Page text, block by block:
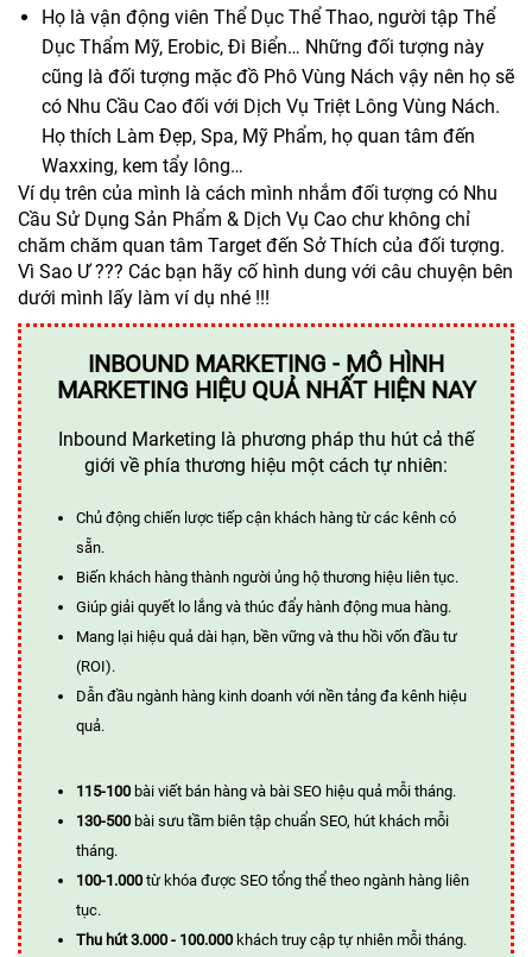
Họ là vận động viên Thể Dục Thể Thao, người tập Thể
Dục Thẩm Mỹ, Erobic, Đi Biển… Những đối tượng này
cũng là đối tượng mặc đồ Phô Vùng Nách vậy nên họ sẽ
có Nhu Cầu Cao đối với Dịch Vụ Triệt Lông Vùng Nách.
Họ thích Làm Đẹp, Spa, Mỹ Phẩm, họ quan tâm đến
Waxxing, kem tẩy lông…
Ví dụ trên của mình là cách mình nhắm đối tượng có Nhu
Cầu Sử Dụng Sản Phẩm & Dịch Vụ Cao chư không chỉ
chăm chăm quan tâm Target đến Sở Thích của đối tượng.
Vì Sao Ư ??? Các bạn hãy cố hình dung với câu chuyện bên
dưới mình lấy làm ví dụ nhé !!!
INBOUND MARKETING - MÔ HÌNH
MARKETING HIỆU QUẢ NHẤT HIỆN NAY
Inbound Marketing là phương pháp thu hút cả thế
giới về phía thương hiệu một cách tự nhiên:
Chủ động chiến lược tiếp cận khách hàng từ các kênh có
sẵn.
Biến khách hàng thành người ủng hộ thương hiệu liên tục.
Giúp giải quyết lo lắng và thúc đẩy hành động mua hàng.
Mang lại hiệu quả dài hạn, bền vững và thu hồi vốn đầu tư
(ROI).
Dẫn đầu ngành hàng kinh doanh với nền tảng đa kênh hiệu
quả.
115-100 bài viết bán hàng và bài SEO hiệu quả mỗi tháng.
130-500 bài sưu tầm biên tập chuẩn SEO, hút khách mỗi
tháng.
100-1.000 từ khóa được SEO tổng thể theo ngành hàng liên
tục.
Thu hút 3.000 - 100.000 khách truy cập tự nhiên mỗi tháng.